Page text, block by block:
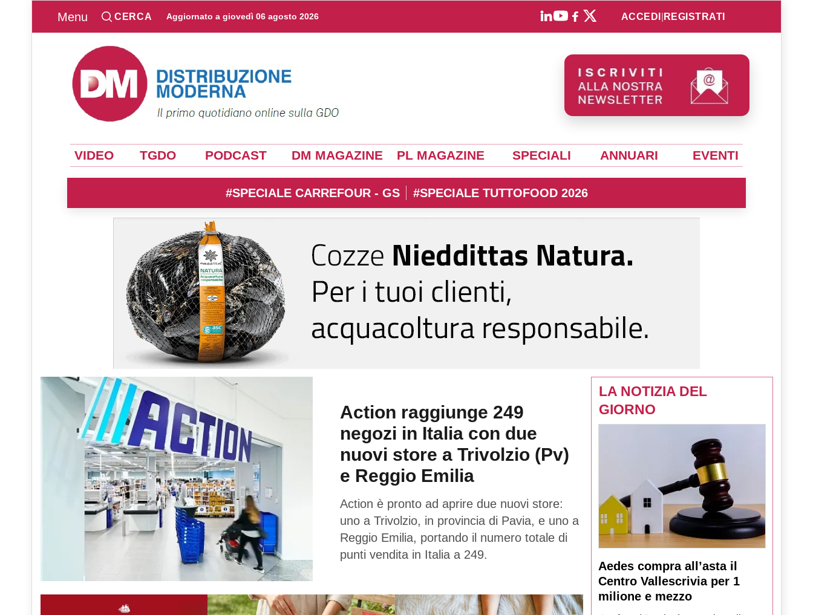
Menu CERCA Aggiornato a giovedì 06 agosto 2026 ACCEDI REGISTRATI
VIDEO TGDO PODCAST DM MAGAZINE PL MAGAZINE SPECIALI ANNUARI EVENTI
#SPECIALE CARREFOUR - GS #SPECIALE TUTTOFOOD 2026
Action raggiunge 249
negozi in Italia con due
nuovi store a Trivolzio (Pv)
e Reggio Emilia
Action è pronto ad aprire due nuovi store:
uno a Trivolzio, in provincia di Pavia, e uno a
Reggio Emilia, portando il numero totale di
punti vendita in Italia a 249.
LA NOTIZIA DEL
GIORNO
Aedes compra all’asta il
Centro Vallescrivia per 1
milione e mezzo